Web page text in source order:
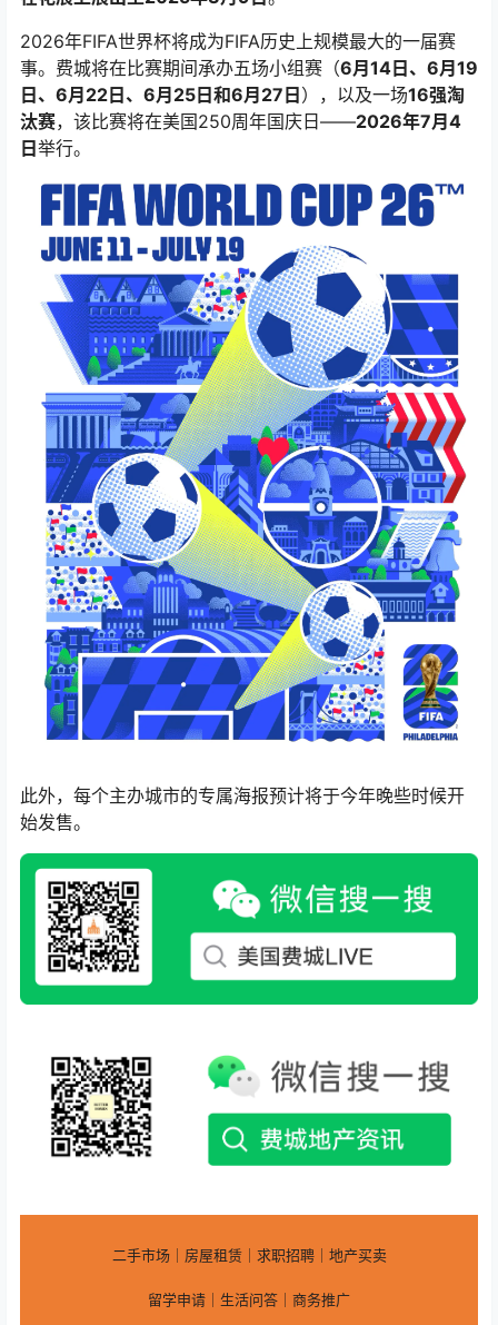
2026年FIFA世界杯将成为FIFA历史上规模最大的一届赛
事。费城将在比赛期间承办五场小组赛（6月14日、6月19
日、6月22日、6月25日和6月27日 ），以及一场16强淘
汰赛，该比赛将在美国250周年国庆日——2026年7月4
日 举行。
此外，每个主办城市的专属海报预计将于今年晚些时候开
始发售。
二手市场｜房屋租赁｜求职招聘｜地产买卖
留学申请｜生活问答｜商务推广